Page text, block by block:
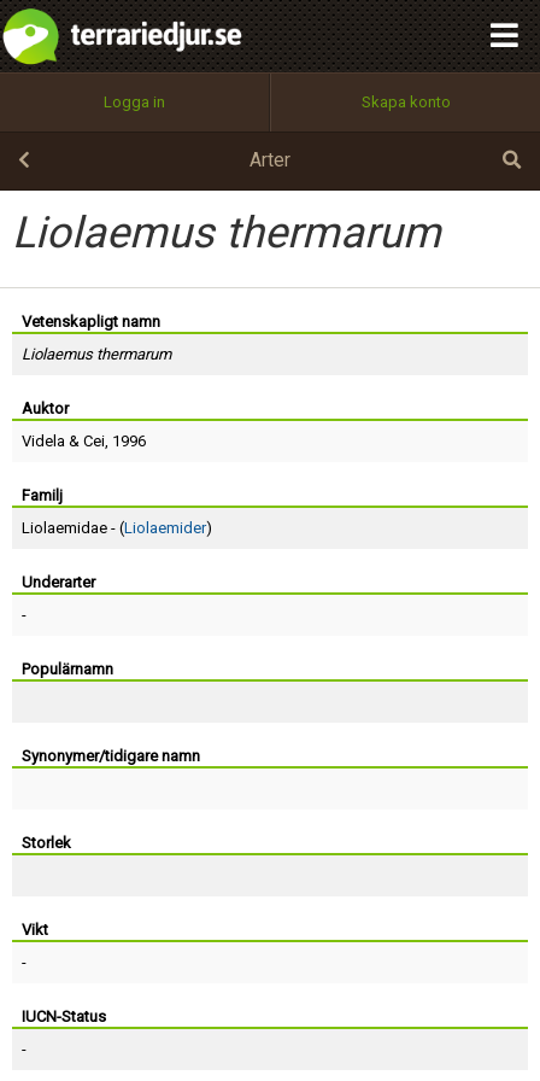
Logga in Skapa konto
Arter
Liolaemus thermarum
Vetenskapligt namn
Liolaemus thermarum
Auktor
Videla & Cei, 1996
Familj
Liolaemidae - (Liolaemider)
Underarter
-
Populärnamn
Synonymer/tidigare namn
Storlek
Vikt
-
IUCN-Status
-
Utför
100%
OK
integritetspolicy
Namn:
Epost:
Lösenord:
Terms of Service
Begär nytt lösenord
Tillbaka till förstasidan